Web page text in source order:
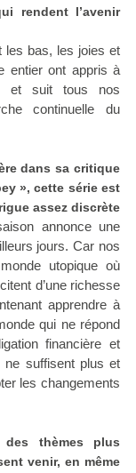
rendent l’avenir
les bas, les joies et
entier ont appris à
et suit tous nos
continuelle du
dans sa critique
», cette série est
assez discrète
annonce une
jours. Car nos
utopique où
d’une richesse
apprendre à
qui ne répond
financière et
ne suffisent plus et
les changements
thèmes plus
venir, en même